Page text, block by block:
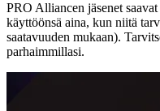
PRO Alliancen jäsenet
käyttöönsä aina, kun niitä
saatavuuden mukaan).
parhaimmillasi.